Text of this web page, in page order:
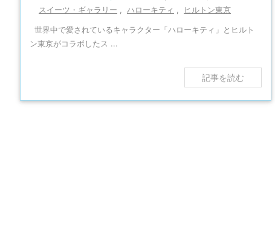
スイーツ・ギャラリー , ハローキティ , ヒルトン東京
世界中で愛されているキャラクター「ハローキティ」とヒルト
ン東京がコラボしたス ...
記事を読む